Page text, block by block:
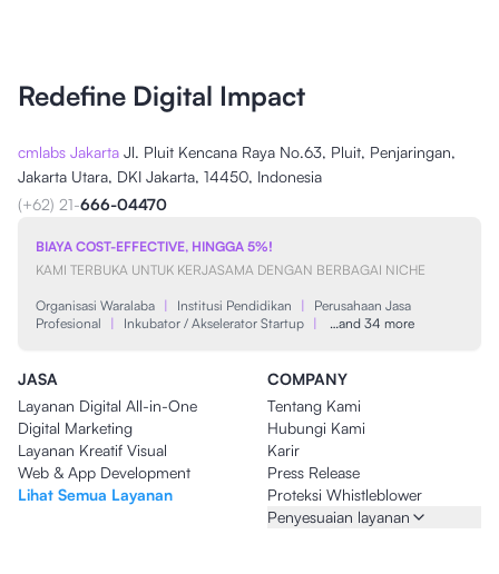
Redefine Digital Impact
cmlabs Jakarta Jl. Pluit Kencana Raya No.63, Pluit, Penjaringan,
Jakarta Utara, DKI Jakarta, 14450, Indonesia
(+62) 21-666-04470
BIAYA COST-EFFECTIVE, HINGGA 5%!
KAMI TERBUKA UNTUK KERJASAMA DENGAN BERBAGAI NICHE
Organisasi Waralaba | Institusi Pendidikan |
Perusahaan Jasa
Profesional
| Inkubator / Akselerator Startup | …and 34 more
JASA
Layanan Digital All-in-One
Digital Marketing
Layanan Kreatif Visual
Web & App Development
Lihat Semua Layanan
COMPANY
Tentang Kami
Hubungi Kami
Karir
Press Release
Proteksi Whistleblower
Penyesuaian layanan